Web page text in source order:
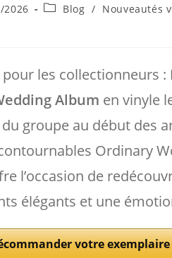
2026
PostBlog / Nouveautés
les collectionneurs :
Album en vinyle
groupe au début des
Ordinary
l’occasion de
élégants et une
votre